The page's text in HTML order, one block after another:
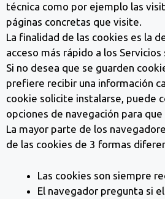
técnica como por ejemplo las
páginas concretas que visite.
La finalidad de las cookies es la
acceso más rápido a los Servicios
Si no desea que se guarden
prefiere recibir una información
cookie solicite instalarse, puede
opciones de navegación para
La mayor parte de los
de las cookies de 3 formas
Las cookies son siempre
El navegador pregunta si